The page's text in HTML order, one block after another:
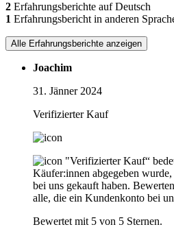
2 Erfahrungsberichte auf Deutsch
1 Erfahrungsbericht in anderen
Alle Erfahrungsberichte anzeigen
Joachim
31. Jänner 2024
Verifizierter Kauf
"Verifizierter Kauf“
Käufer:innen abgegeben
bei uns gekauft haben.
alle, die ein Kundenkonto bei
Bewertet mit 5 von 5 Sternen.